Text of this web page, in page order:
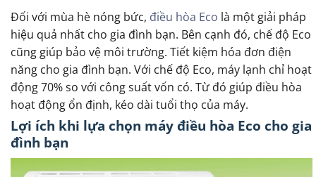
Đối với mùa hè nóng bức, điều hòa Eco là một giải pháp
hiệu quả nhất cho gia đình bạn. Bên cạnh đó, chế độ Eco
cũng giúp bảo vệ môi trường. Tiết kiệm hóa đơn điện
năng cho gia đình bạn. Với chế độ Eco, máy lạnh chỉ hoạt
động 70% so với công suất vốn có. Từ đó giúp điều hòa
hoạt động ổn định, kéo dài tuổi thọ của máy.
Lợi ích khi lựa chọn máy điều hòa Eco cho gia
đình bạn